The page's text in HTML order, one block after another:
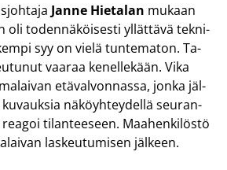
Janne Hie­ta­lan mu­kaan
oli to­den­nä­köi­ses­ti yl­lät­tä­vä tek­ni­
syy on vielä tun­te­ma­ton. Ta­
vaa­raa ke­nel­le­kään. Vika
etä­val­von­nas­sa, jonka jäl­
nä­köyh­tey­del­lä seu­ran­
ti­lan­tee­seen. Maa­hen­ki­lös­tö
las­keu­tu­mi­sen jäl­keen.